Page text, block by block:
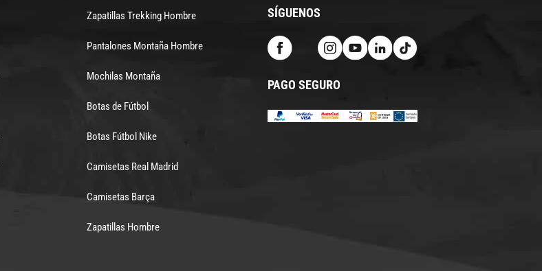
Zapatillas Trekking Hombre
Pantalones Montaña Hombre
Mochilas Montaña
Botas de Fútbol
Botas Fútbol Nike
Camisetas Real Madrid
Camisetas Barça
Zapatillas Hombre
SÍGUENOS
PAGO SEGURO